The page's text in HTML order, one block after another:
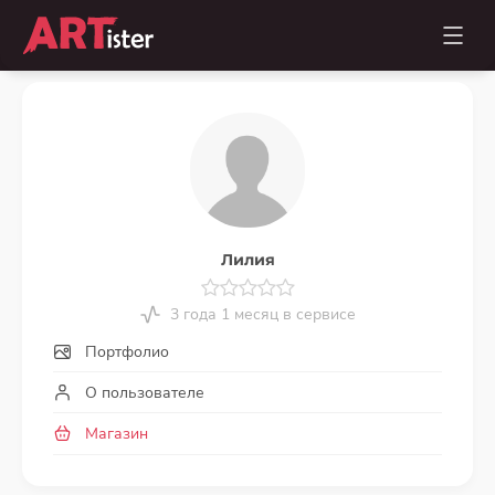
Лилия
3 года 1 месяц в сервисе
Портфолио
О пользователе
Магазин